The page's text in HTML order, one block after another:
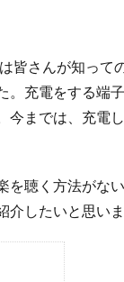
皆さんが知って
充電をする端
今までは、充電
を聴く方法がな
したいと思いま